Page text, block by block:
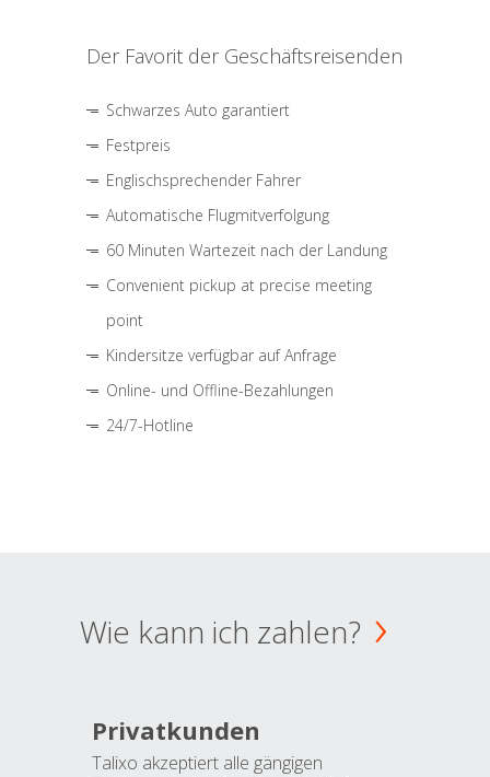
Der Favorit der Geschäftsreisenden
Schwarzes Auto garantiert
Festpreis
Englischsprechender Fahrer
Automatische Flugmitverfolgung
60 Minuten Wartezeit nach der Landung
Convenient pickup at precise meeting
point
Kindersitze verfügbar auf Anfrage
Online- und Offline-Bezahlungen
24/7-Hotline
Wie kann ich zahlen?
Privatkunden
Talixo akzeptiert alle gängigen